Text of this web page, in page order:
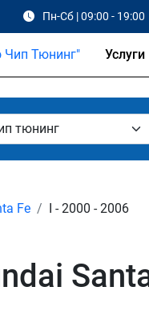
Пн-Сб | 09:00 - 19:00
Услуги
Fe I - 2000 - 2006